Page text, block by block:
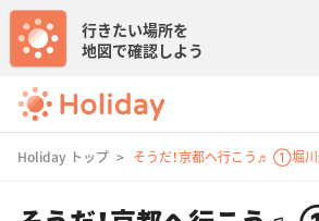
行きたい場所を
地図で確認しよう
Holiday トップ そうだ！京都へ行こう♬ ①堀